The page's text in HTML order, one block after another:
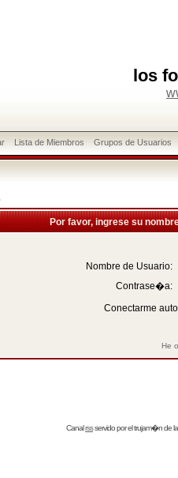
los
Lista de Miembros Grupos de Usuarios
Por favor, ingrese su
Nombre de Usuario:
Contrase�a:
Conectarme
He
Canalrssservido por eltrujam�nde